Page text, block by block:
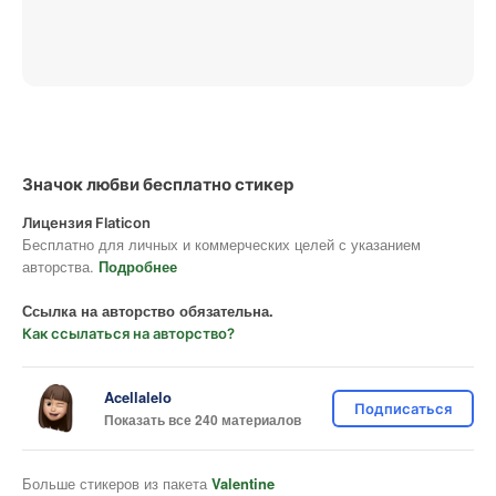
Значок любви бесплатно стикер
Лицензия Flaticon
Бесплатно для личных и коммерческих целей с указанием
авторства. Подробнее
Ссылка на авторство обязательна.
Как ссылаться на авторство?
Acellalelo
Показать все 240 материалов
Подписаться
Больше стикеров из пакета Valentine